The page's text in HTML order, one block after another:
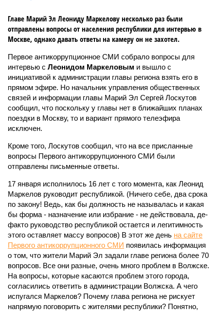
Главе Марий Эл Леониду Маркелову несколько раз были
отправлены вопросы от населения республики для интервью в
Москве, однако давать ответы на камеру он не захотел.
Первое антикоррупционное СМИ собрало вопросы для
интервью с Леонидом Маркеловым и вышло с
инициативой к администрации главы региона взять его в
прямом эфире. Но начальник управления общественных
связей и информации главы Марий Эл Сергей Лоскутов
сообщил, что поскольку у главы нет в ближайших планах
поездки в Москву, то и вариант прямого телеэфира
исключен.
Кроме того, Лоскутов сообщил, что на все присланные
вопросы Первого антикоррупционного СМИ были
отправлены письменные ответы.
17 января исполнилось 16 лет с того момента, как Леонид
Маркелов руководит республикой. (Ничего себе, два срока
по закону! Ведь, как бы должность не называлась и какая
бы форма - назначение или избрание - не действовала, де-
факто руководство республикой остается и легитимность
этого оставляет массу вопросов) В этот же день на сайте
Первого антикоррупционного СМИ появилась информация
о том, что жители Марий Эл задали главе региона более 70
вопросов. Все они разные, очень много проблем в Волжске.
На вопросы, которые касаются проблем этого города,
согласились ответить в администрации Волжска. А чего
испугался Маркелов? Почему глава региона не рискует
напрямую поговорить с жителями республики? Понятно,